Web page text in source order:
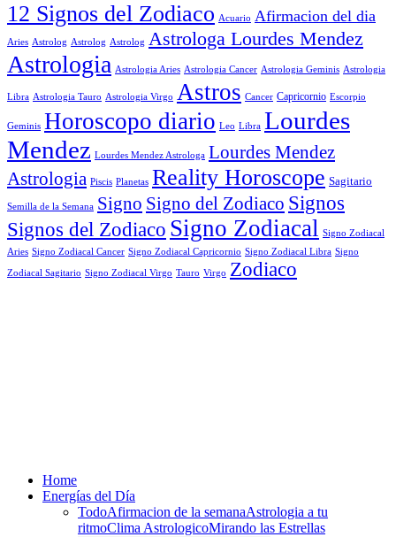
12 Signos del Zodiaco Acuario Afirmacion del dia
Aries Astrolog Astrolog Astrolog Astrologa Lourdes Mendez
Astrologia Astrologia Aries Astrologia Cancer Astrologia Geminis Astrologia
Libra Astrologia Tauro Astrologia Virgo Astros Cancer Capricornio Escorpio
Geminis Horoscopo diario Leo Libra Lourdes
Mendez Lourdes Mendez Astrologa Lourdes Mendez
Astrologia Piscis Planetas Reality Horoscope Sagitario
Semilla de la Semana Signo Signo del Zodiaco Signos
Signos del Zodiaco Signo Zodiacal Signo Zodiacal
Aries Signo Zodiacal Cancer Signo Zodiacal Capricornio Signo Zodiacal Libra Signo
Zodiacal Sagitario Signo Zodiacal Virgo Tauro Virgo Zodiaco
Home
Energías del Día
TodoAfirmacion de la semanaAstrologia a tu
ritmoClima AstrologicoMirando las Estrellas